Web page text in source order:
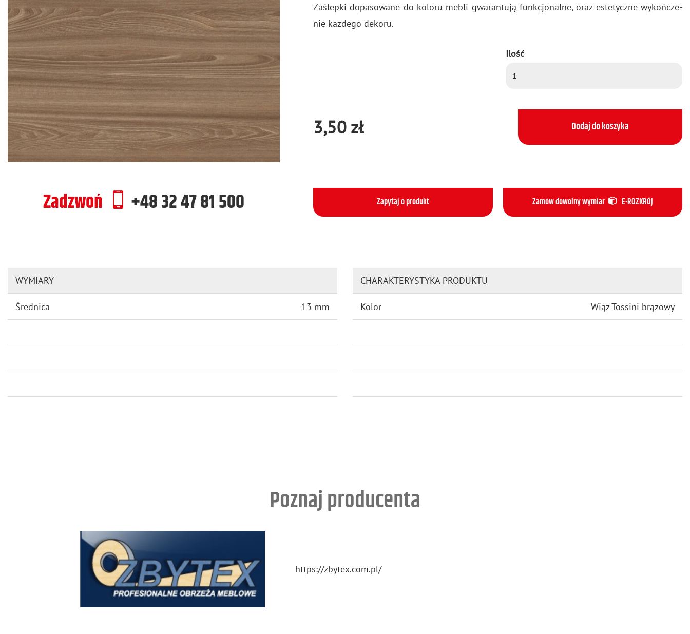
Za­ślep­ki do­pa­so­wa­ne do ko­lo­ru mebli gwa­ran­tu­ją funk­cjo­nal­ne, oraz es­te­tycz­ne wy­koń­cze­
nie każ­de­go de­ko­ru.
Ilość
3,50 zł Dodaj do koszyka
Zadzwoń +48 32 47 81 500 Zapytaj o produkt Zamów dowolny wymiar E-ROZKRÓJ
WYMIARY
Średnica 13 mm
CHARAKTERYSTYKA PRODUKTU
Kolor Wiąz Tossini brązowy
Poznaj producenta
https://​zbytex.​com.​pl/